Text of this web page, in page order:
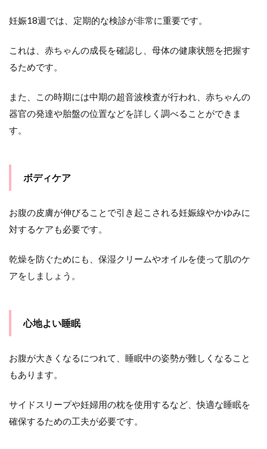
妊娠18週では、定期的な検診が非常に重要です。
これは、赤ちゃんの成長を確認し、母体の健康状態を把握す
るためです。
また、この時期には中期の超音波検査が行われ、赤ちゃんの
器官の発達や胎盤の位置などを詳しく調べることができま
す。
ボディケア
お腹の皮膚が伸びることで引き起こされる妊娠線やかゆみに
対するケアも必要です。
乾燥を防ぐためにも、保湿クリームやオイルを使って肌のケ
アをしましょう。
心地よい睡眠
お腹が大きくなるにつれて、睡眠中の姿勢が難しくなること
もあります。
サイドスリープや妊婦用の枕を使用するなど、快適な睡眠を
確保するための工夫が必要です。